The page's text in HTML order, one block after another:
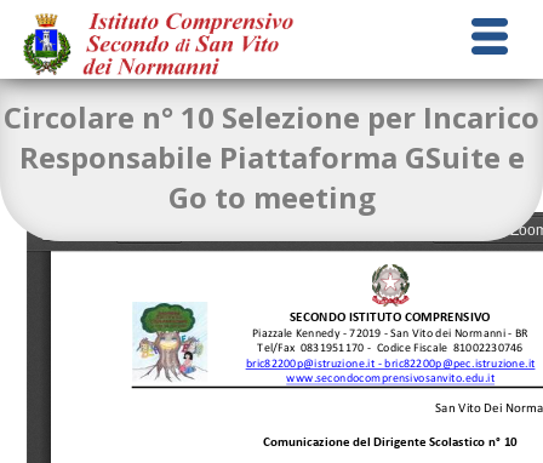
Circolare n° 10 Selezione per Incarico
Responsabile Piattaforma GSuite e
Go to meeting